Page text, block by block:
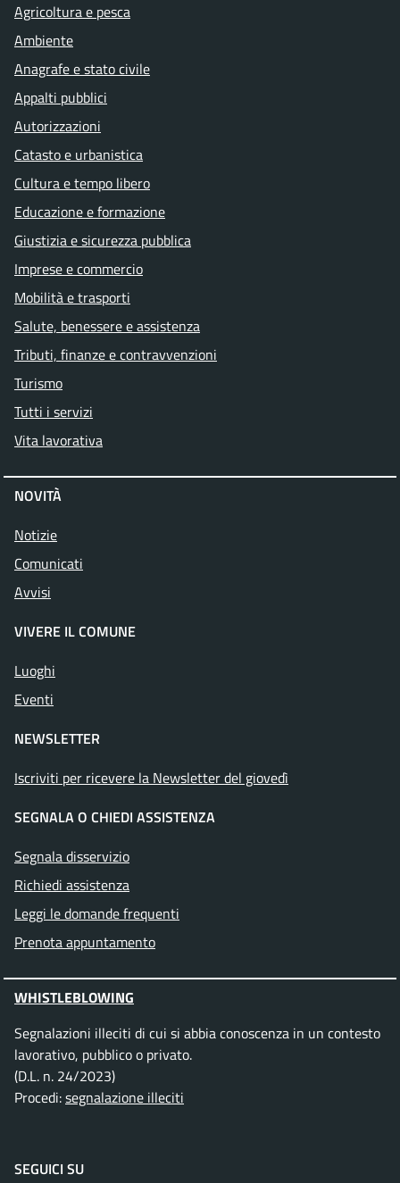
Agricoltura e pesca
Ambiente
Anagrafe e stato civile
Appalti pubblici
Autorizzazioni
Catasto e urbanistica
Cultura e tempo libero
Educazione e formazione
Giustizia e sicurezza pubblica
Imprese e commercio
Mobilità e trasporti
Salute, benessere e assistenza
Tributi, finanze e contravvenzioni
Turismo
Tutti i servizi
Vita lavorativa
NOVITÀ
Notizie
Comunicati
Avvisi
VIVERE IL COMUNE
Luoghi
Eventi
NEWSLETTER
Iscriviti per ricevere la Newsletter del giovedì
SEGNALA O CHIEDI ASSISTENZA
Segnala disservizio
Richiedi assistenza
Leggi le domande frequenti
Prenota appuntamento
WHISTLEBLOWING
Segnalazioni illeciti di cui si abbia conoscenza in un contesto
lavorativo, pubblico o privato.
(D.L. n. 24/2023)
Procedi:segnalazione illeciti
SEGUICI SU